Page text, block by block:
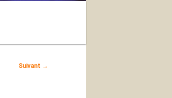
Suivant →